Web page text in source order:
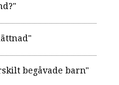
begåvade barn"